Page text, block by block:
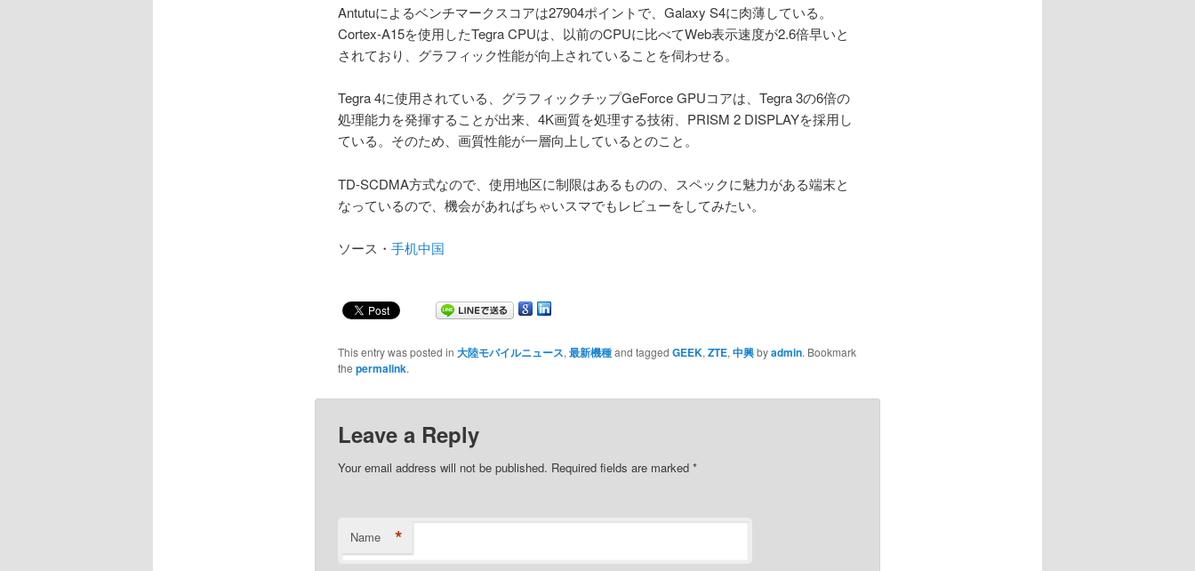
Antutuによるベンチマークスコアは27904ポイントで、Galaxy S4に肉薄している。
Cortex-A15を使用したTegra CPUは、以前のCPUに比べてWeb表示速度が2.6倍早いと
されており、グラフィック性能が向上されていることを伺わせる。
Tegra 4に使用されている、グラフィックチップGeForce GPUコアは、Tegra 3の6倍の
処理能力を発揮することが出来、4K画質を処理する技術、PRISM 2 DISPLAYを採用し
ている。そのため、画質性能が一層向上しているとのこと。
TD-SCDMA方式なので、使用地区に制限はあるものの、スペックに魅力がある端末と
なっているので、機会があればちゃいスマでもレビューをしてみたい。
ソース・ 手机中国
This entry was posted in 大陸モバイルニュース, 最新機種and tagged GEEK, ZTE, 中興byadmin. Bookmark
the permalink.
Leave a Reply
Your email address will not be published. Required fields are marked *
Name *